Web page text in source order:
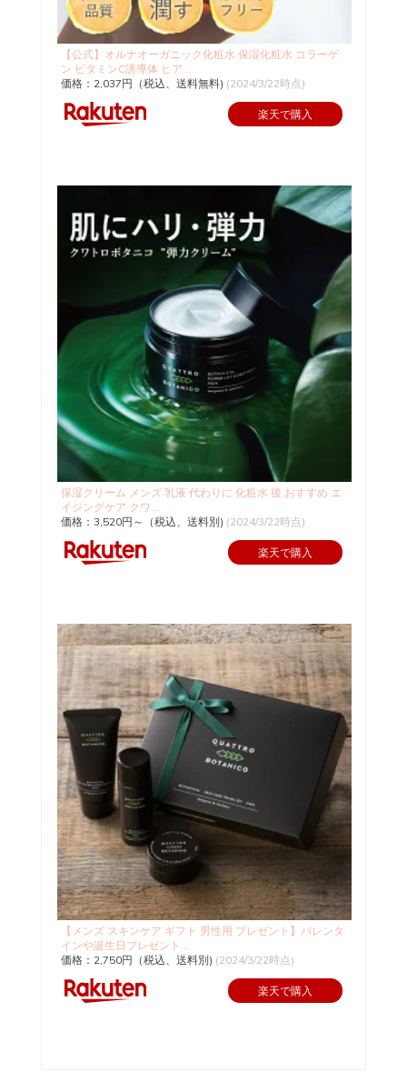
【公式】オルナオーガニック化粧水 保湿化粧水 コラーゲ
ン ビタミンC誘導体 ヒア...
価格：2,037円（税込、送料無料) (2024/3/22時点)
楽天で購入
保湿クリーム メンズ 乳液 代わりに 化粧水 後 おすすめ エ
イジングケア クワ...
価格：3,520円～（税込、送料別) (2024/3/22時点)
楽天で購入
【メンズ スキンケア ギフト 男性用 プレゼント】バレンタ
インや誕生日プレゼント...
価格：2,750円（税込、送料別) (2024/3/22時点)
楽天で購入